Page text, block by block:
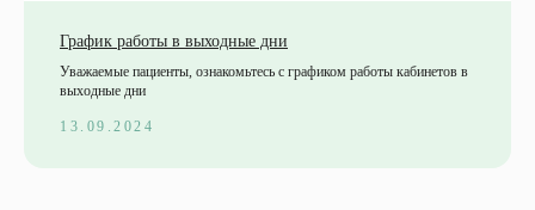
График работы в выходные дни
Уважаемые пациенты, ознакомьтесь с графиком работы кабинетов в
выходные дни
13.09.2024